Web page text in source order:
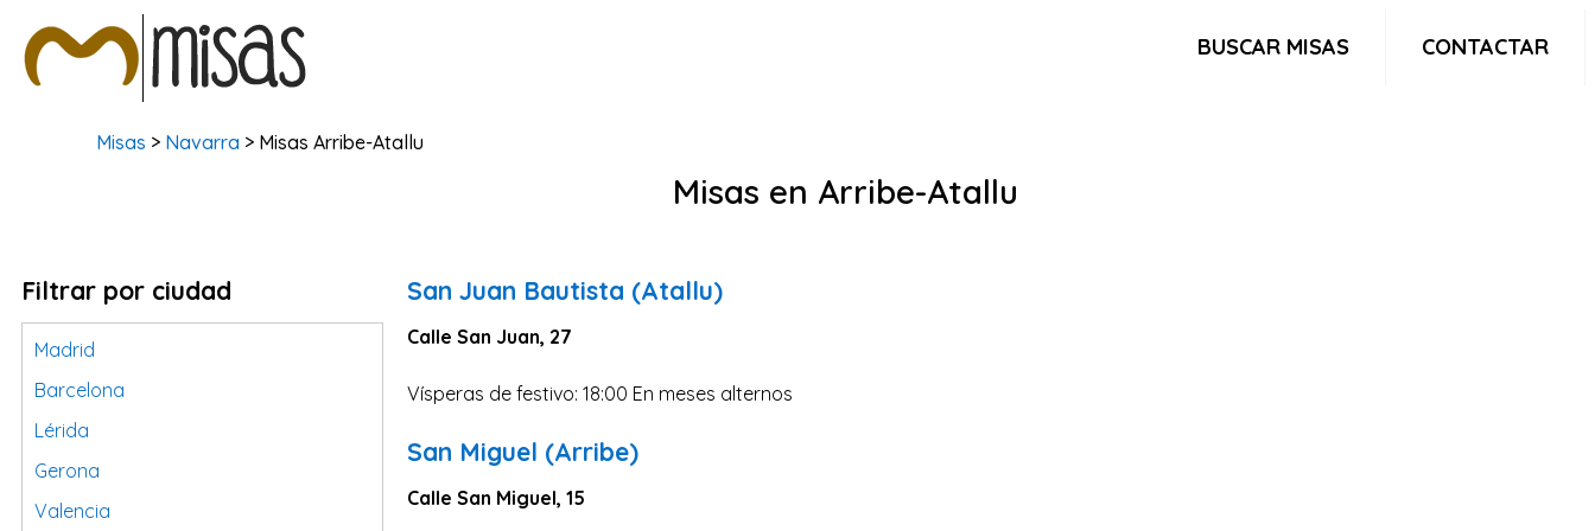
BUSCAR MISAS CONTACTAR
Misas > Navarra > Misas Arribe-Atallu
Misas en Arribe-Atallu
Filtrar por ciudad
Madrid
Barcelona
Lérida
Gerona
Valencia
San Juan Bautista (Atallu)
Calle San Juan, 27
Vísperas de festivo: 18:00 En meses alternos
San Miguel (Arribe)
Calle San Miguel, 15